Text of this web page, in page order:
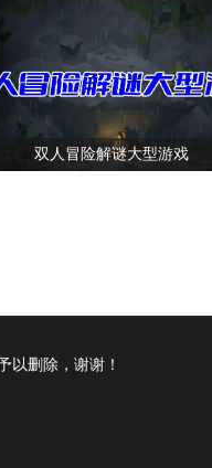
双人冒险解谜大型游戏
以删除，谢谢！